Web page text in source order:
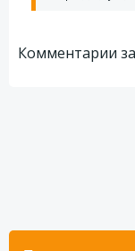
по
Комментарии
Найти: